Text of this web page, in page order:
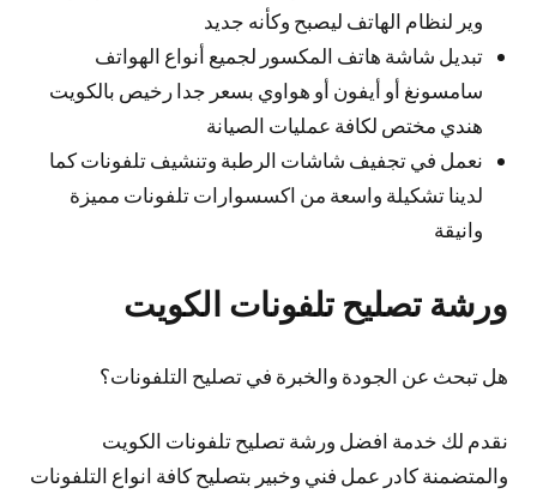
وير لنظام الهاتف ليصبح وكأنه جديد
تبديل شاشة هاتف المكسور لجميع أنواع الهواتف
سامسونغ أو أيفون أو هواوي بسعر جدا رخيص بالكويت
هندي مختص لكافة عمليات الصيانة
نعمل في تجفيف شاشات الرطبة وتنشيف تلفونات كما
لدينا تشكيلة واسعة من اكسسوارات تلفونات مميزة
وانيقة
ورشة تصليح تلفونات الكويت
هل تبحث عن الجودة والخبرة في تصليح التلفونات؟
نقدم لك خدمة افضل ورشة تصليح تلفونات الكويت
والمتضمنة كادر عمل فني وخبير بتصليح كافة انواع التلفونات